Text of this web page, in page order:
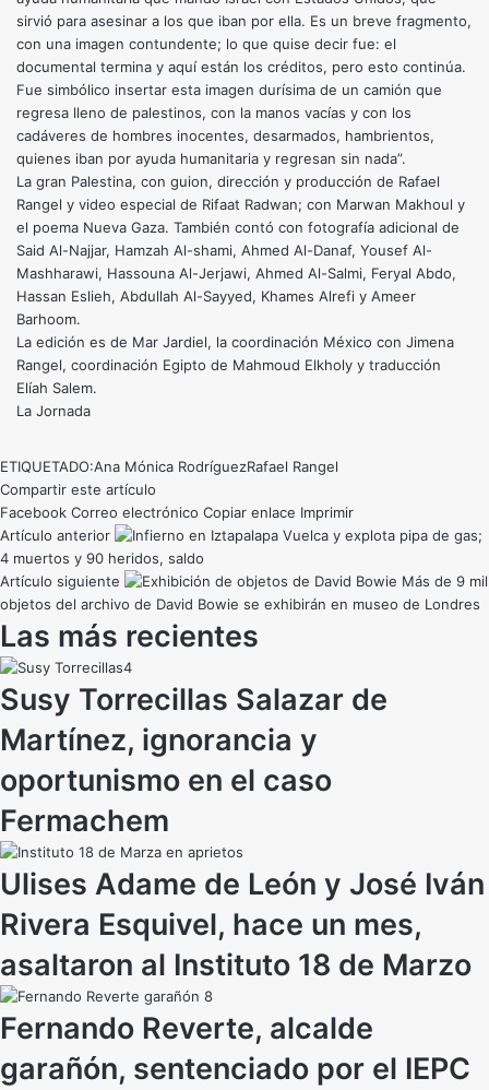
sirvió para asesinar a los que iban por ella. Es un breve fragmento,
con una imagen contundente; lo que quise decir fue: el
documental termina y aquí están los créditos, pero esto continúa.
Fue simbólico insertar esta imagen durísima de un camión que
regresa lleno de palestinos, con la manos vacías y con los
cadáveres de hombres inocentes, desarmados, hambrientos,
quienes iban por ayuda humanitaria y regresan sin nada”.
La gran Palestina, con guion, dirección y producción de Rafael
Rangel y video especial de Rifaat Radwan; con Marwan Makhoul y
el poema Nueva Gaza. También contó con fotografía adicional de
Said Al-Najjar, Hamzah Al-shami, Ahmed Al-Danaf, Yousef Al-
Mashharawi, Hassouna Al-Jerjawi, Ahmed Al-Salmi, Feryal Abdo,
Hassan Eslieh, Abdullah Al-Sayyed, Khames Alrefi y Ameer
Barhoom.
La edición es de Mar Jardiel, la coordinación México con Jimena
Rangel, coordinación Egipto de Mahmoud Elkholy y traducción
Elíah Salem.
La Jornada
ETIQUETADO:Ana Mónica RodríguezRafael Rangel
Compartir este artículo
Facebook Correo electrónico Copiar enlace Imprimir
Artículo anterior
Vuelca y explota pipa de gas;
4 muertos y 90 heridos, saldo
Artículo siguiente
Más de 9 mil
objetos del archivo de David Bowie se exhibirán en museo de Londres
Las más recientes
Susy Torrecillas Salazar de
Martínez, ignorancia y
oportunismo en el caso
Fermachem
Ulises Adame de León y José Iván
Rivera Esquivel, hace un mes,
asaltaron al Instituto 18 de Marzo
Fernando Reverte, alcalde
garañón, sentenciado por el IEPC